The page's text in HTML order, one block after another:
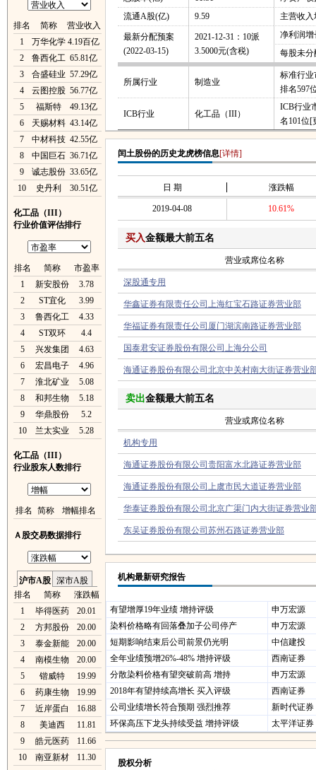
排名 简称
营业收入
1
万华化学 4.19百亿
2
鲁西化工 65.81亿
3
合盛硅业 57.29亿
4
云图控股 56.77亿
5
福斯特
49.13亿
6
天赐材料 43.14亿
7
中材科技 42.55亿
8
中国巨石 36.71亿
9
诚志股份 33.65亿
10
史丹利 30.51亿
化工品（III）
行业价值评估排行
排名 简称
市盈率
1
新安股份
3.78
2
ST宜化
3.99
3
鲁西化工
4.33
4
ST双环
4.4
5
兴发集团
4.63
6
宏昌电子
4.96
7
淮北矿业
5.08
8
和邦生物
5.18
9
华鼎股份
5.2
10
兰太实业 5.28
化工品（III）
行业股东人数排行
排名 简称 增幅排名
Ａ股交易数据排行
沪市A股 深市A股
排名
简称
涨跌幅
1
毕得医药
20.01
2
方邦股份
20.00
3
泰金新能
20.00
4
南模生物
20.00
5
锴威特
19.99
6
药康生物
19.99
7
近岸蛋白
16.88
8
美迪西
11.81
9
皓元医药
11.66
10
南亚新材 11.30
流通A股(亿)
9.59 主营收入
最新分配预案
(2022-03-15)
2021-12-31：10派
3.5000元(含税)
净利润增
每股未分
所属行业 制造业
标准行业
排名597
ICB行业 化工品（III）
ICB行业
名101位[
闰土股份的历史龙虎榜信息[详情]
日 期 涨跌幅
2019-04-08 10.61%
买入金额最大前五名
营业或席位名称
深股通专用
华鑫证券有限责任公司上海红宝石路证券营业部
华福证券有限责任公司厦门湖滨南路证券营业部
国泰君安证券股份有限公司上海分公司
海通证券股份有限公司北京中关村南大街证券营业
卖出金额最大前五名
营业或席位名称
机构专用
海通证券股份有限公司贵阳富水北路证券营业部
海通证券股份有限公司上虞市民大道证券营业部
华泰证券股份有限公司北京广渠门内大街证券营业
东吴证券股份有限公司苏州石路证券营业部
机构最新研究报告
有望增厚19年业绩 增持评级
申万宏源
染料价格略有回落叠加子公司停产
申万宏源
短期影响结束后公司前景仍光明
中信建投
全年业绩预增26%-48% 增持评级
西南证券
分散染料价格有望突破前高 增持
申万宏源
2018年有望持续高增长 买入评级
西南证券
公司业绩增长符合预期 强烈推荐
新时代证券
环保高压下龙头持续受益 增持评级
太平洋证券
股权分析